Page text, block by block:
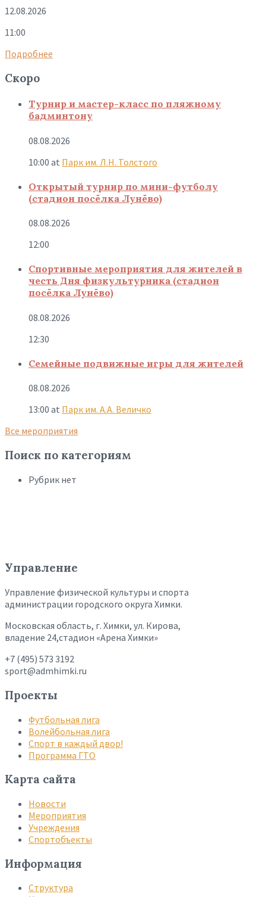
12.08.2026
11:00
Подробнее
Скоро
Турнир и мастер-класс по пляжному
бадминтону
08.08.2026
10:00 at Парк им. Л.Н. Толстого
Открытый турнир по мини-футболу
(стадион посёлка Лунёво)
08.08.2026
12:00
Спортивные мероприятия для жителей в
честь Дня физкультурника (стадион
посёлка Лунёво)
08.08.2026
12:30
Семейные подвижные игры для жителей
08.08.2026
13:00 at Парк им. А.А. Величко
Все мероприятия
Поиск по категориям
Рубрик нет
Управление
Управление физической культуры и спорта
администрации городского округа Химки.
Московская область, г. Химки, ул. Кирова,
владение 24,стадион «Арена Химки»
+7 (495) 573 3192
sport@admhimki.ru
Проекты
Футбольная лига
Волейбольная лига
Спорт в каждый двор!
Программа ГТО
Карта сайта
Новости
Мероприятия
Учреждения
Спортобъекты
Информация
Структура